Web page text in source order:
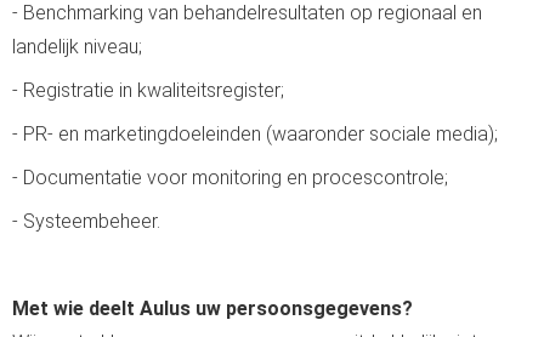
- Benchmarking van behandelresultaten op regionaal en
landelijk niveau;
- Registratie in kwaliteitsregister;
- PR- en marketingdoeleinden (waaronder sociale media);
- Documentatie voor monitoring en procescontrole;
- Systeembeheer.
Met wie deelt Aulus uw persoonsgegevens?